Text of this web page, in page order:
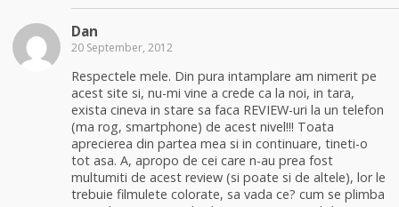
Dan
20 September, 2012
Respectele mele. Din pura intamplare am nimerit pe
acest site si, nu-mi vine a crede ca la noi, in tara,
exista cineva in stare sa faca REVIEW-uri la un telefon
(ma rog, smartphone) de acest nivel!!! Toata
aprecierea din partea mea si in continuare, tineti-o
tot asa. A, apropo de cei care n-au prea fost
multumiti de acest review (si poate si de altele), lor le
trebuie filmulete colorate, sa vada ce? cum se plimba